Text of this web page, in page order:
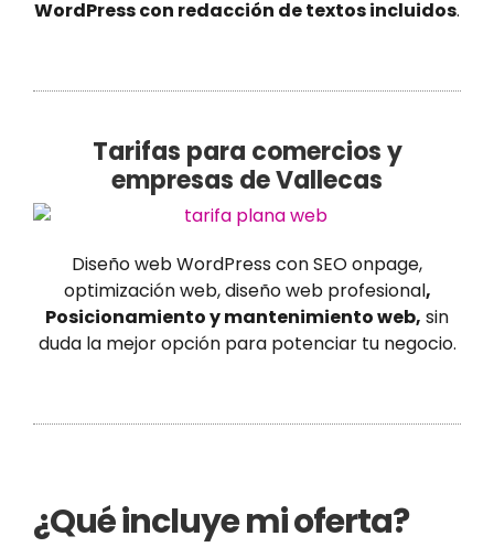
WordPress con redacción de textos incluidos.
Tarifas para comercios y
empresas de Vallecas
Diseño web WordPress con SEO onpage,
optimización web, diseño web profesional,
Posicionamiento y mantenimiento web, sin
duda la mejor opción para potenciar tu negocio.
¿Qué incluye mi oferta?